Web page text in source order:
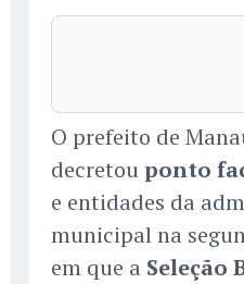
O prefeito de
decretou ponto
e entidades da
municipal na
em que a Seleção